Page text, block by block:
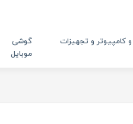
و کامپیوتر و تجهیزات
گوشی
موبایل